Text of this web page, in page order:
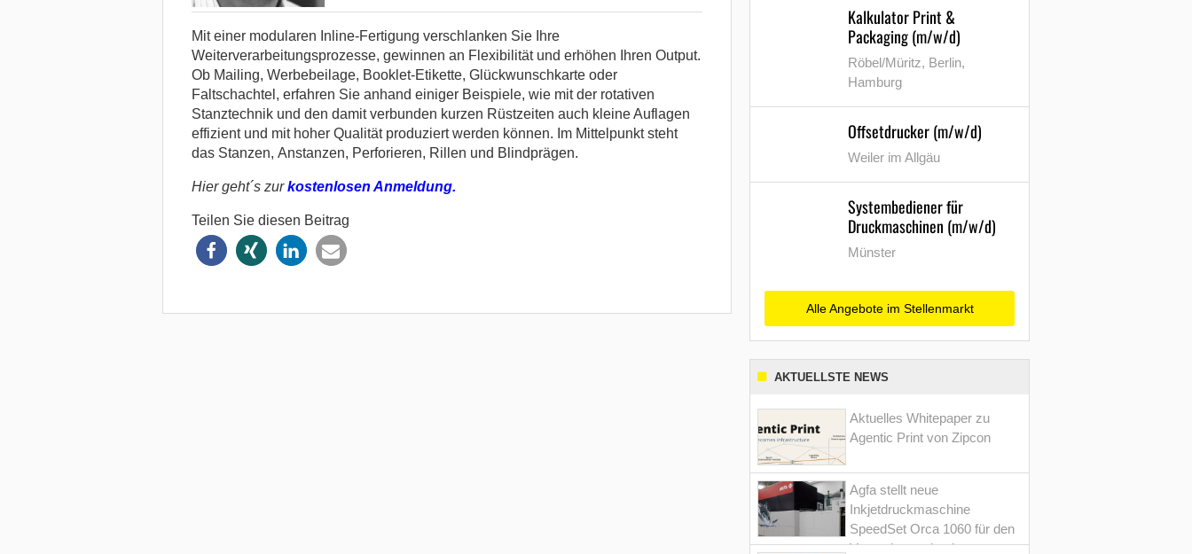
Mit einer modularen Inline-Fertigung verschlanken Sie Ihre
Weiterverarbeitungsprozesse, gewinnen an Flexibilität und erhöhen Ihren Output.
Ob Mailing, Werbebeilage, Booklet-Etikette, Glückwunschkarte oder
Faltschachtel, erfahren Sie anhand einiger Beispiele, wie mit der rotativen
Stanztechnik und den damit verbunden kurzen Rüstzeiten auch kleine Auflagen
effizient und mit hoher Qualität produziert werden können. Im Mittelpunkt steht
das Stanzen, Anstanzen, Perforieren, Rillen und Blindprägen.
Hier geht´s zurkostenlosen Anmeldung.
Teilen Sie diesen Beitrag
Kalkulator Print &
Packaging (m/w/d)
Röbel/Müritz, Berlin,
Hamburg
Offsetdrucker (m/w/d)
Weiler im Allgäu
Systembediener für
Druckmaschinen (m/w/d)
Münster
Alle Angebote im Stellenmarkt
AKTUELLSTE NEWS
Aktuelles Whitepaper zu
Agentic Print von Zipcon
Agfa stellt neue
Inkjetdruckmaschine
SpeedSet Orca 1060 für den
Verpackungsdruck vor